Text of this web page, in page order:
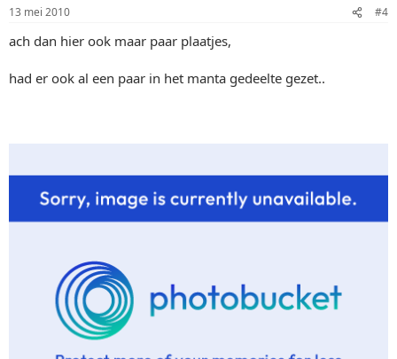
13 mei 2010 #4
ach dan hier ook maar paar plaatjes,
had er ook al een paar in het manta gedeelte gezet..